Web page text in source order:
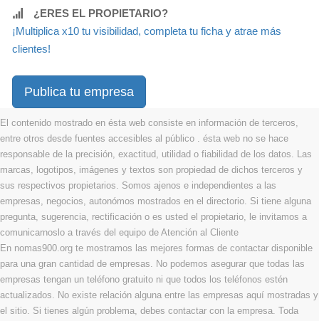
¿ERES EL PROPIETARIO?
¡Multiplica x10 tu visibilidad, completa tu ficha y atrae más
clientes!
Publica tu empresa
El contenido mostrado en ésta web consiste en información de terceros,
entre otros desde fuentes accesibles al público . ésta web no se hace
responsable de la precisión, exactitud, utilidad o fiabilidad de los datos. Las
marcas, logotipos, imágenes y textos son propiedad de dichos terceros y
sus respectivos propietarios. Somos ajenos e independientes a las
empresas, negocios, autonómos mostrados en el directorio. Si tiene alguna
pregunta, sugerencia, rectificación o es usted el propietario, le invitamos a
comunicarnoslo a través del equipo de Atención al Cliente
En nomas900.org te mostramos las mejores formas de contactar disponible
para una gran cantidad de empresas. No podemos asegurar que todas las
empresas tengan un teléfono gratuito ni que todos los teléfonos estén
actualizados. No existe relación alguna entre las empresas aquí mostradas y
el sitio. Si tienes algún problema, debes contactar con la empresa. Toda